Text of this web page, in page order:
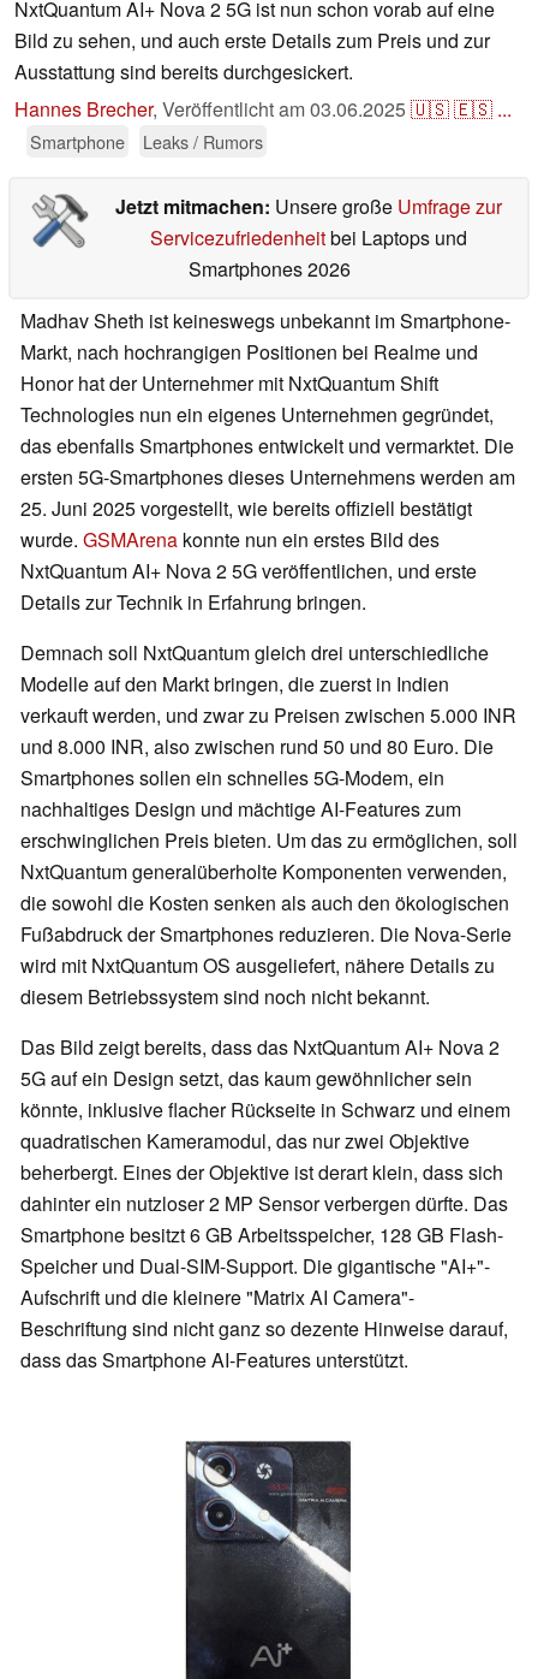
NxtQuantum AI+ Nova 2 5G ist nun schon vorab auf eine
Bild zu sehen, und auch erste Details zum Preis und zur
Ausstattung sind bereits durchgesickert.
Hannes Brecher, Veröffentlicht am03.06.2025🇺🇸🇪🇸 ...
Smartphone Leaks / Rumors
Jetzt mitmachen: Unsere große Umfrage zur
Servicezufriedenheitbei Laptops und
Smartphones 2026
Madhav Sheth ist keineswegs unbekannt im Smartphone-
Markt, nach hochrangigen Positionen bei Realme und
Honor hat der Unternehmer mit NxtQuantum Shift
Technologies nun ein eigenes Unternehmen gegründet,
das ebenfalls Smartphones entwickelt und vermarktet. Die
ersten 5G-Smartphones dieses Unternehmens werden am
25. Juni 2025 vorgestellt, wie bereits offiziell bestätigt
wurde. GSMArena konnte nun ein erstes Bild des
NxtQuantum AI+ Nova 2 5G veröffentlichen, und erste
Details zur Technik in Erfahrung bringen.
Demnach soll NxtQuantum gleich drei unterschiedliche
Modelle auf den Markt bringen, die zuerst in Indien
verkauft werden, und zwar zu Preisen zwischen 5.000 INR
und 8.000 INR, also zwischen rund 50 und 80 Euro. Die
Smartphones sollen ein schnelles 5G-Modem, ein
nachhaltiges Design und mächtige AI-Features zum
erschwinglichen Preis bieten. Um das zu ermöglichen, soll
NxtQuantum generalüberholte Komponenten verwenden,
die sowohl die Kosten senken als auch den ökologischen
Fußabdruck der Smartphones reduzieren. Die Nova-Serie
wird mit NxtQuantum OS ausgeliefert, nähere Details zu
diesem Betriebssystem sind noch nicht bekannt.
Das Bild zeigt bereits, dass das NxtQuantum AI+ Nova 2
5G auf ein Design setzt, das kaum gewöhnlicher sein
könnte, inklusive flacher Rückseite in Schwarz und einem
quadratischen Kameramodul, das nur zwei Objektive
beherbergt. Eines der Objektive ist derart klein, dass sich
dahinter ein nutzloser 2 MP Sensor verbergen dürfte. Das
Smartphone besitzt 6 GB Arbeitsspeicher, 128 GB Flash-
Speicher und Dual-SIM-Support. Die gigantische "AI+"-
Aufschrift und die kleinere "Matrix AI Camera"-
Beschriftung sind nicht ganz so dezente Hinweise darauf,
dass das Smartphone AI-Features unterstützt.